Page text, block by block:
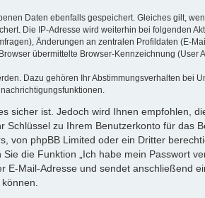
Daten ebenfalls gespeichert. Gleiches gilt,
Die IP-Adresse wird weiterhin bei folgenden
Änderungen an zentralen Profildaten (E-
übermittelte Browser-Kennzeichnung (User
Dazu gehören Ihr Abstimmungsverhalten bei
sicher ist. Jedoch wird Ihnen empfohlen,
Schlüssel zu Ihrem Benutzerkonto für das
von phpBB Limited oder ein Dritter
die Funktion „Ich habe mein Passwort
E-Mail-Adresse und sendet anschließend